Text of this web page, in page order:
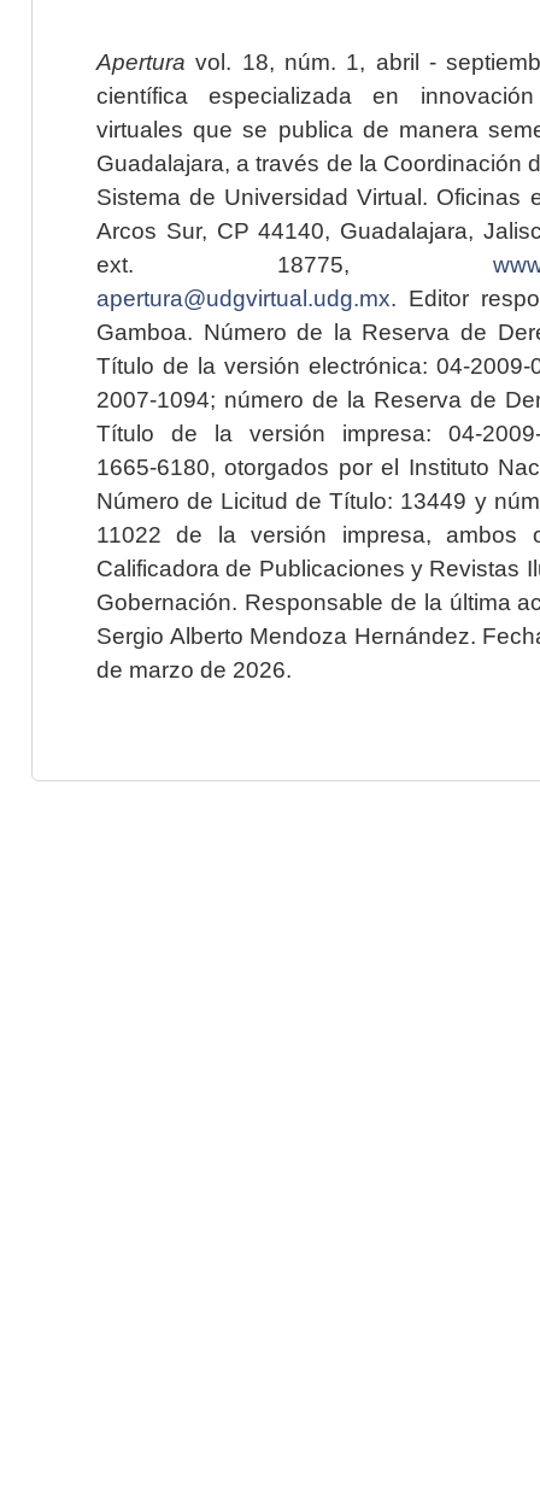
Apertura vol. 18, núm. 1, abril -
científica especializada en
virtuales que se publica de manera
Guadalajara, a través de la Coordinación
Sistema de Universidad Virtual. Oficinas
Arcos Sur, CP 44140, Guadalajara,
ext. 18775,
apertura@udgvirtual.udg.mx. Editor
Gamboa. Número de la Reserva de
Título de la versión electrónica: 04-2009-
2007-1094; número de la Reserva de
Título de la versión impresa: 04-2009-
1665-6180, otorgados por el Instituto
Número de Licitud de Título: 13449 y
11022 de la versión impresa, ambos
Calificadora de Publicaciones y Revistas
Gobernación. Responsable de la última
Sergio Alberto Mendoza Hernández.
de marzo de 2026.